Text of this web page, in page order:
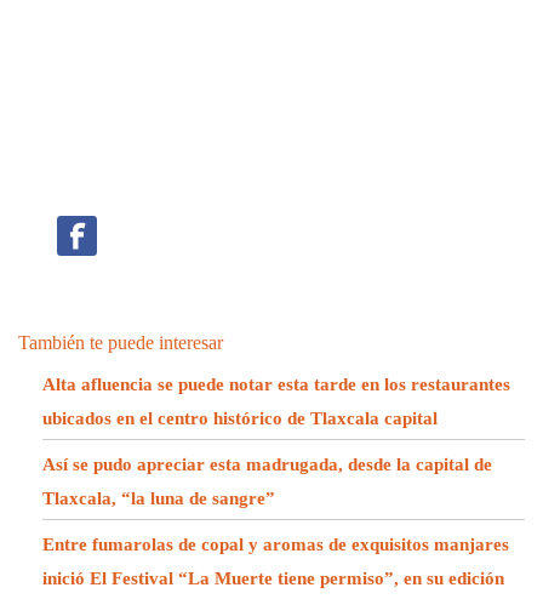
También te puede interesar
Alta afluencia se puede notar esta tarde en los restaurantes
ubicados en el centro histórico de Tlaxcala capital
Así se pudo apreciar esta madrugada, desde la capital de
Tlaxcala, “la luna de sangre”
Entre fumarolas de copal y aromas de exquisitos manjares
inició El Festival “La Muerte tiene permiso”, en su edición